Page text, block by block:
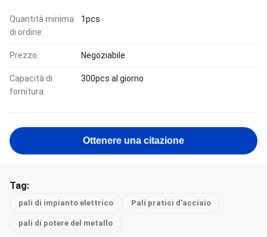
Quantità minima
di ordine:
1pcs
Prezzo: Negoziabile
Capacità di
fornitura:
300pcs al giorno
Ottenere una citazione
Tag:
pali di impianto elettrico Pali pratici d'acciaio
pali di potere del metallo